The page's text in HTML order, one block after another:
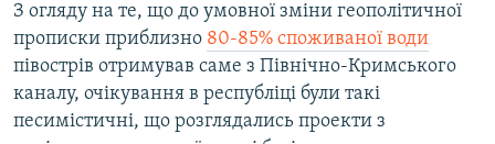
З огляду на те, що до умовної зміни геополітичної
прописки приблизно 80-85% споживаної води
півострів отримував саме з Північно-Кримського
каналу, очікування в республіці були такі
песимістичні, що розглядались проекти з